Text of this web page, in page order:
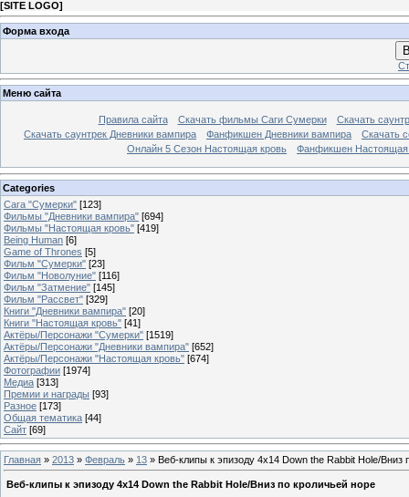
[SITE LOGO]
Форма входа
Меню сайта
Правила сайта Скачать фильмы Саги Сумерки
Скачать
Скачать саунтрек Дневники вампира
Фанфикшен Дневники вампира
Скачать
Онлайн 5 Сезон Настоящая кровь
Фанфикшен Настоящая
Categories
Сага "Сумерки" [123]
Фильмы "Дневники вампира" [694]
Фильмы "Настоящая кровь" [419]
Being Human [6]
Game of Thrones [5]
Фильм "Сумерки" [23]
Фильм "Новолуние" [116]
Фильм "Затмение" [145]
Фильм "Рассвет" [329]
Книги "Дневники вампира" [20]
Книги "Настоящая кровь" [41]
Актёры/Персонажи "Сумерки" [1519]
Актёры/Персонажи "Дневники вампира" [652]
Актёры/Персонажи "Настоящая кровь" [674]
Фотографии [1974]
Медиа [313]
Премии и награды [93]
Разное [173]
Общая тематика [44]
Сайт [69]
Главная » 2013 » Февраль » 13 » Веб-клипы к эпизоду 4х14 Down the Rabbit Hole/Вниз
Веб-клипы к эпизоду 4х14 Down the Rabbit Hole/Вниз по кроличьей норе